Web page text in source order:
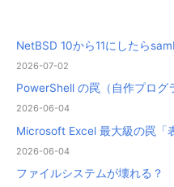
NetBSD 10から11にしたら
2026-07-02
PowerShell の罠（自作プログ
2026-06-04
Microsoft Excel 最大級の罠「
2026-06-04
ファイルシステムが壊れる？